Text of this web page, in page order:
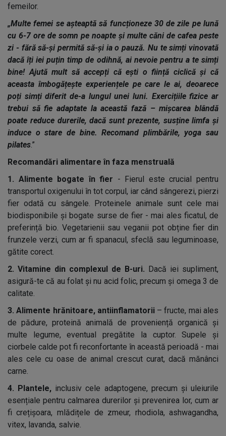
femeilor.
„Multe femei se așteaptă să funcționeze 30 de zile pe lună
cu 6-7 ore de somn pe noapte și multe căni de cafea peste
zi - fără să-și permită să-și ia o pauză. Nu te simți vinovată
dacă îți iei puțin timp de odihnă, ai nevoie pentru a te simți
bine! Ajută mult să accepți că ești o ființă ciclică și că
aceasta îmbogățește experiențele pe care le ai, deoarece
poți simți diferit de-a lungul unei luni. Exercițiile fizice ar
trebui să fie adaptate la această fază – mișcarea blândă
poate reduce durerile, dacă sunt prezente, susține limfa și
induce o stare de bine. Recomand plimbările, yoga sau
pilates.”
Recomandări alimentare în faza menstruală
1. Alimente bogate în fier - Fierul este crucial pentru
transportul oxigenului în tot corpul, iar când sângerezi, pierzi
fier odată cu sângele. Proteinele animale sunt cele mai
biodisponibile și bogate surse de fier - mai ales ficatul, de
preferință bio. Vegetarienii sau veganii pot obține fier din
frunzele verzi, cum ar fi spanacul, sfeclă sau leguminoase,
gătite corect.
2. Vitamine din complexul de B-uri. Dacă iei supliment,
asigură-te că au folat și nu acid folic, precum și omega 3 de
calitate.
3. Alimente hrănitoare, antiinflamatorii – fructe, mai ales
de pădure, proteină animală de proveniență organică și
multe legume, eventual pregătite la cuptor. Supele și
ciorbele calde pot fi reconfortante în această perioadă - mai
ales cele cu oase de animal crescut curat, dacă mănânci
carne.
4. Plantele, inclusiv cele adaptogene, precum și uleiurile
esențiale pentru calmarea durerilor și prevenirea lor, cum ar
fi crețișoara, mlădițele de zmeur, rhodiola, ashwagandha,
vitex, lavanda, salvie.